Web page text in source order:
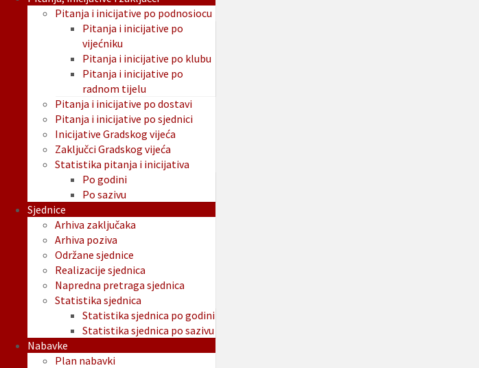
Pitanja i inicijative po podnosiocu
Pitanja i inicijative po
vijećniku
Pitanja i inicijative po klubu
Pitanja i inicijative po
radnom tijelu
Pitanja i inicijative po dostavi
Pitanja i inicijative po sjednici
Inicijative Gradskog vijeća
Zaključci Gradskog vijeća
Statistika pitanja i inicijativa
Po godini
Po sazivu
Sjednice
Arhiva zaključaka
Arhiva poziva
Održane sjednice
Realizacije sjednica
Napredna pretraga sjednica
Statistika sjednica
Statistika sjednica po godini
Statistika sjednica po sazivu
Nabavke
Plan nabavki